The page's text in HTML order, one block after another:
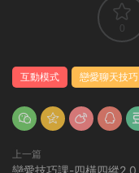
0
互動模式 戀愛聊天技巧
上一篇